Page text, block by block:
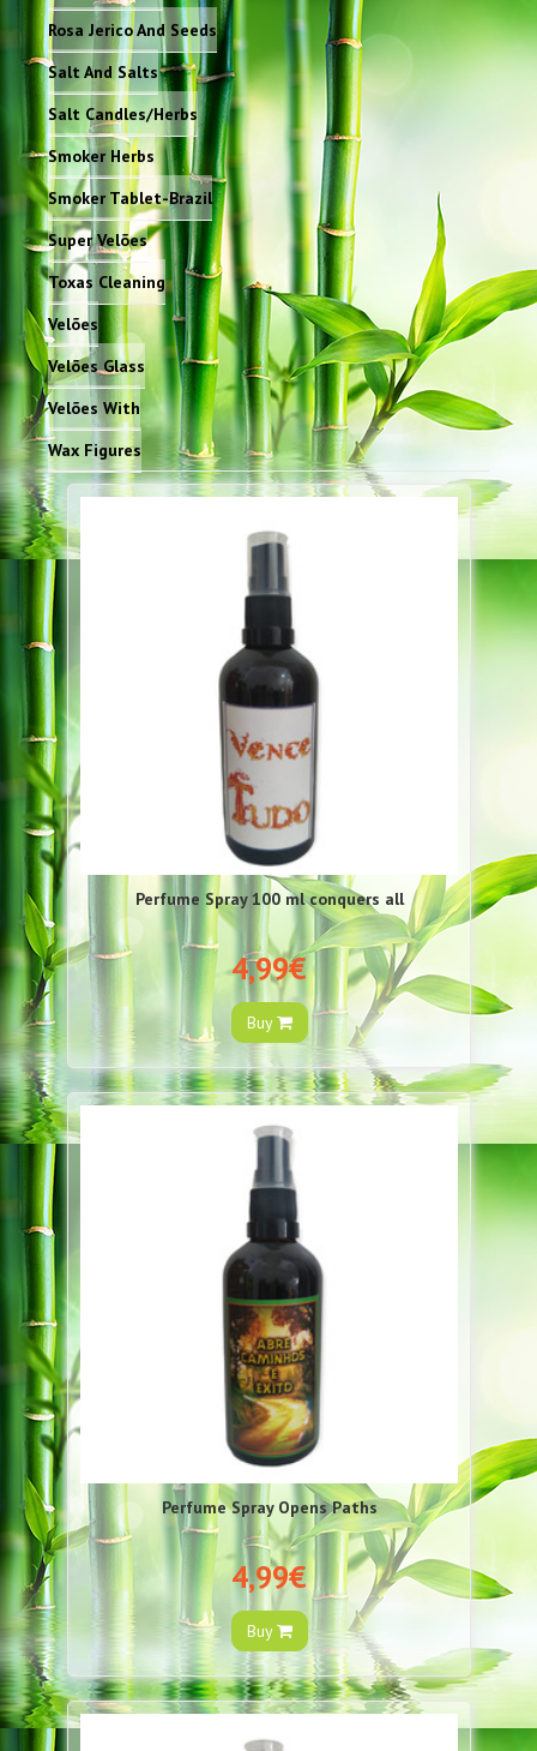
Rosa Jerico And Seeds
Salt And Salts
Salt Candles/Herbs
Smoker Herbs
Smoker Tablet-Brazil
Super Velões
Toxas Cleaning
Velões
Velões Glass
Velões With
Wax Figures
Perfume Spray 100 ml conquers all
4,99€
Buy
Perfume Spray Opens Paths
4,99€
Buy